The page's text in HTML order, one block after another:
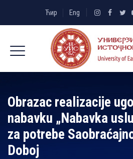
Ћир Eng
Obrazac realizacije
nabavku „Nabavka
za potrebe
Doboj